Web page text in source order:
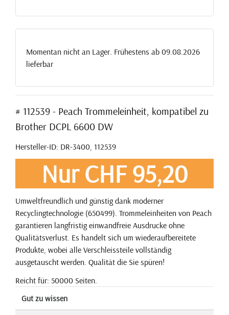
Momentan nicht an Lager. Frühestens ab 09.08.2026
lieferbar
# 112539 - Peach Trommeleinheit, kompatibel zu
Brother DCPL 6600 DW
Hersteller-ID: DR-3400, 112539
Nur CHF 95,20
Umweltfreundlich und günstig dank moderner
Recyclingtechnologie (650499). Trommeleinheiten von Peach
garantieren langfristig einwandfreie Ausdrucke ohne
Qualitätsverlust. Es handelt sich um wiederaufbereitete
Produkte, wobei alle Verschleissteile vollständig
ausgetauscht werden. Qualität die Sie spüren!
Reicht für: 50000 Seiten.
Gut zu wissen